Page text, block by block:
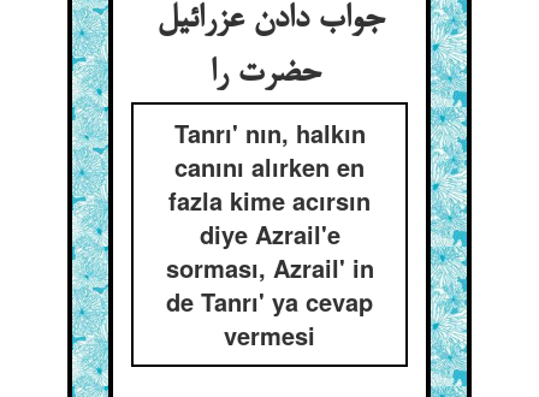
جواب دادن عزرائیل
حضرت را
Tanrı' nın, halkın
canını alırken en
fazla kime acırsın
diye Azrail'e
sorması, Azrail' in
de Tanrı' ya cevap
vermesi